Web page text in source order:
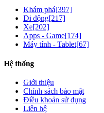
Khám phá[397]
Di động[217]
Xe[202]
Apps - Game[174]
Máy tính - Tablet[67]
Hệ thống
Giới thiệu
Chính sách bảo mật
Điều khoản sử dụng
Liên hệ